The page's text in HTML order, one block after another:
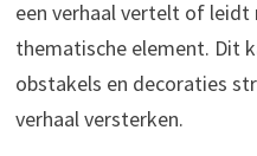
een verhaal vertelt of leidt
thematische element. Dit
obstakels en decoraties
verhaal versterken.